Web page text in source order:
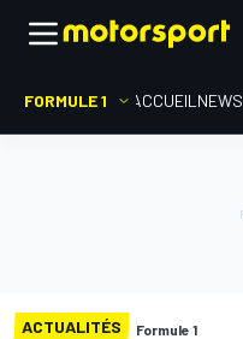
FORMULE 1 ACCUEIL NEWS
ACTUALITÉS Formule 1